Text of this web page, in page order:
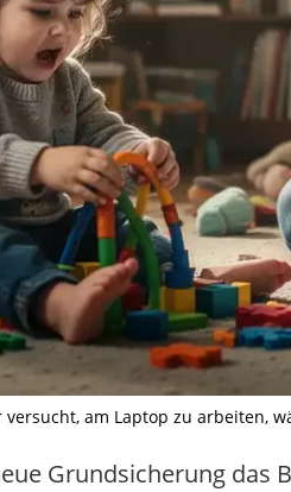
am Laptop zu
Grundsicherung